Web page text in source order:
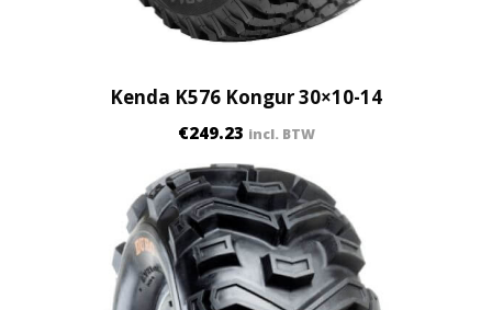
Kenda K576 Kongur 30×10-14
€249.23 incl. BTW